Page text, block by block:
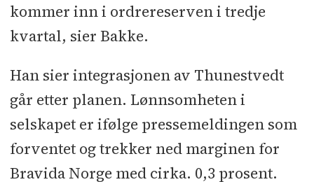
kommer inn i ordrereserven i tredje
kvartal, sier Bakke.
Han sier integrasjonen av Thunestvedt
går etter planen. Lønnsomheten i
selskapet er ifølge pressemeldingen som
forventet og trekker ned marginen for
Bravida Norge med cirka. 0,3 prosent.